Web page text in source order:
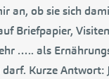
an, ob sie sich
Briefpapier,
….. als
darf. Kurze Antwort: